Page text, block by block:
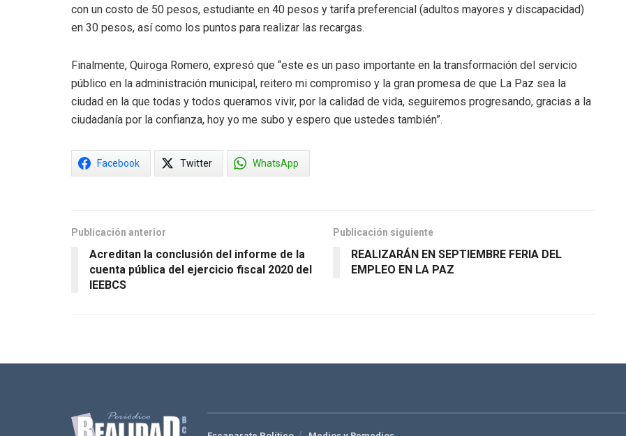
con un costo de 50 pesos, estudiante en 40 pesos y tarifa preferencial (adultos mayores y discapacidad)
en 30 pesos, así como los puntos para realizar las recargas.
Finalmente, Quiroga Romero, expresó que “este es un paso importante en la transformación del servicio
público en la administración municipal, reitero mi compromiso y la gran promesa de que La Paz sea la
ciudad en la que todas y todos queramos vivir, por la calidad de vida, seguiremos progresando, gracias a la
ciudadanía por la confianza, hoy yo me subo y espero que ustedes también”.
Facebook Twitter WhatsApp
Publicación anterior
Acreditan la conclusión del informe de la
cuenta pública del ejercicio fiscal 2020 del
IEEBCS
Publicación siguiente
REALIZARÁN EN SEPTIEMBRE FERIA DEL
EMPLEO EN LA PAZ